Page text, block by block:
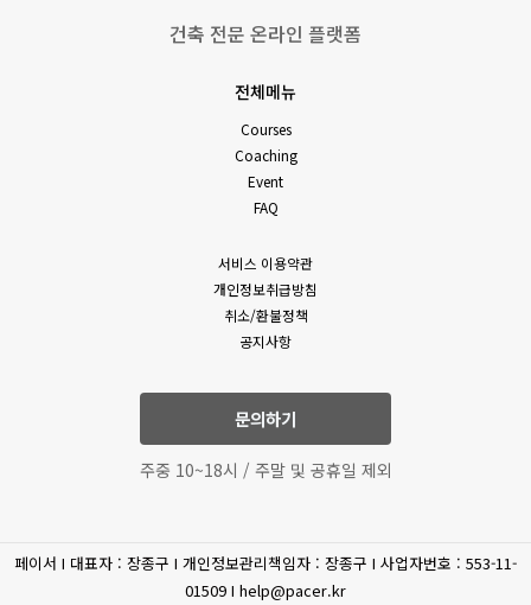
건축 전문 온라인 플랫폼
전체메뉴
Courses
Coaching
Event
FAQ
서비스 이용약관
개인정보취급방침
취소/환불정책
공지사항
문의하기
주중 10~18시 / 주말 및 공휴일 제외
페이서 I 대표자 : 장종구 I 개인정보관리책임자 : 장종구 I 사업자번호 : 553-11-
01509 I help@pacer.kr